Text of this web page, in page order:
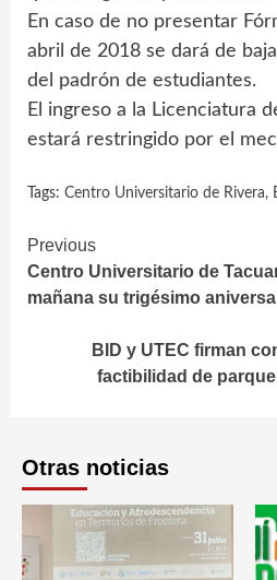
En caso de no presentar
abril de 2018 se dará de
del padrón de estudiantes.
El ingreso a la Licenciatura
estará restringido por el
Tags: Centro Universitario de Rivera,
Continue
Reading
Previous
Centro Universitario de
mañana su trigésimo
BID y UTEC firman
factibilidad de
Otras noticias